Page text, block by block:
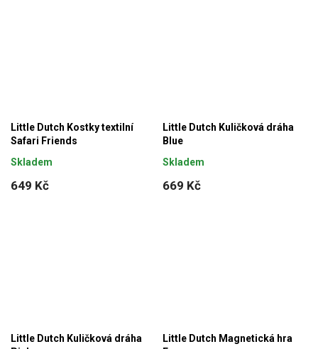
Little Dutch Kostky textilní
Safari Friends
649 Kč
Skladem
Little Dutch Kuličková dráha
Blue
669 Kč
Skladem
Little Dutch Kuličková dráha
Little Dutch Magnetická hra